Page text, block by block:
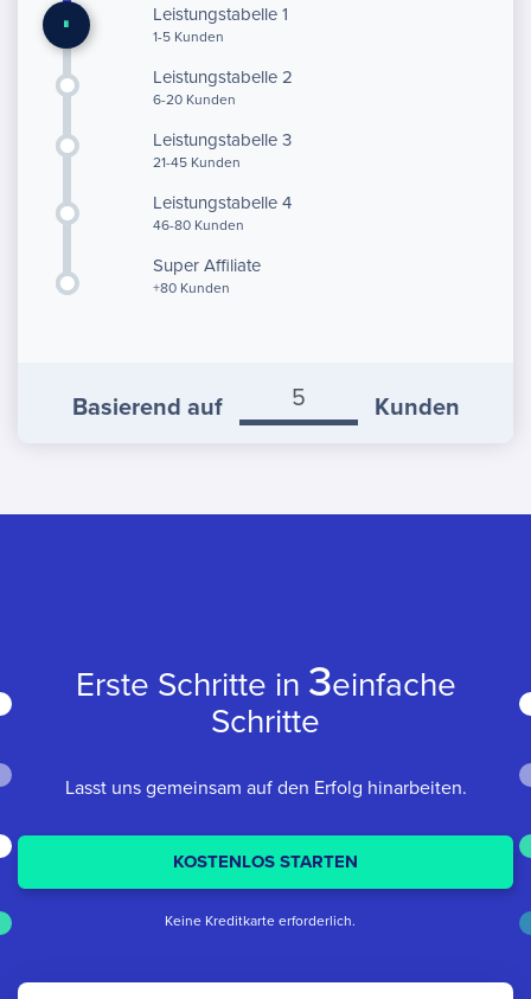
Leistungstabelle 1
1-5 Kunden
Leistungstabelle 2
6-20 Kunden
Leistungstabelle 3
21-45 Kunden
Leistungstabelle 4
46-80 Kunden
Super Affiliate
+80 Kunden
Basierend auf Kunden
Erste Schritte in 3einfache
Schritte
Lasst uns gemeinsam auf den Erfolg hinarbeiten.
KOSTENLOS STARTEN
Keine Kreditkarte erforderlich.